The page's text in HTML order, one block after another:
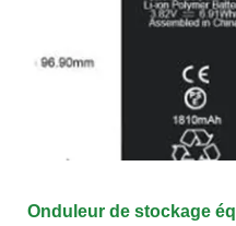
Onduleur de stockage